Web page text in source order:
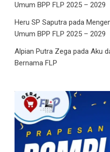
Umum BPP FLP 2025 – 2029
Heru SP Saputra pada
Umum BPP FLP 2025 – 2029
Alpian Putra Zega pada Aku
Bernama FLP